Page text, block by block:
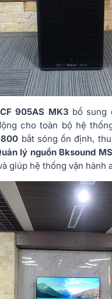
905AS MK3 bổ sung
cho toàn bộ hệ
bắt sóng ổn định,
lý nguồn Bksound
giúp hệ thống vận hành